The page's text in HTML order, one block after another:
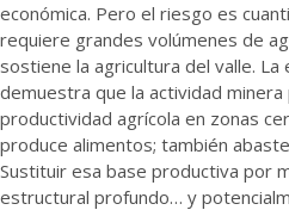
económica. Pero el riesgo es
requiere grandes volúmenes de
sostiene la agricultura del valle. La
demuestra que la actividad
productividad agrícola en zonas
produce alimentos; también
Sustituir esa base productiva por
estructural profundo… y